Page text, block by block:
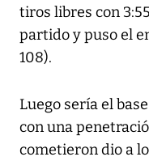
tiros libres con
partido y puso el
108).
Luego sería el
con una
cometieron dio a